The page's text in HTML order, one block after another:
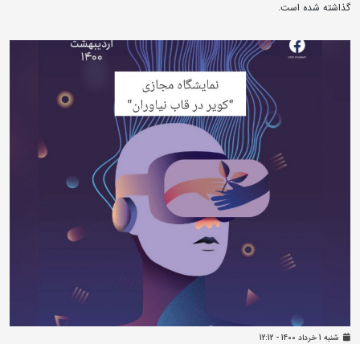
گذاشته شده است.
شنبه 1 خرداد 1400 - 12:12